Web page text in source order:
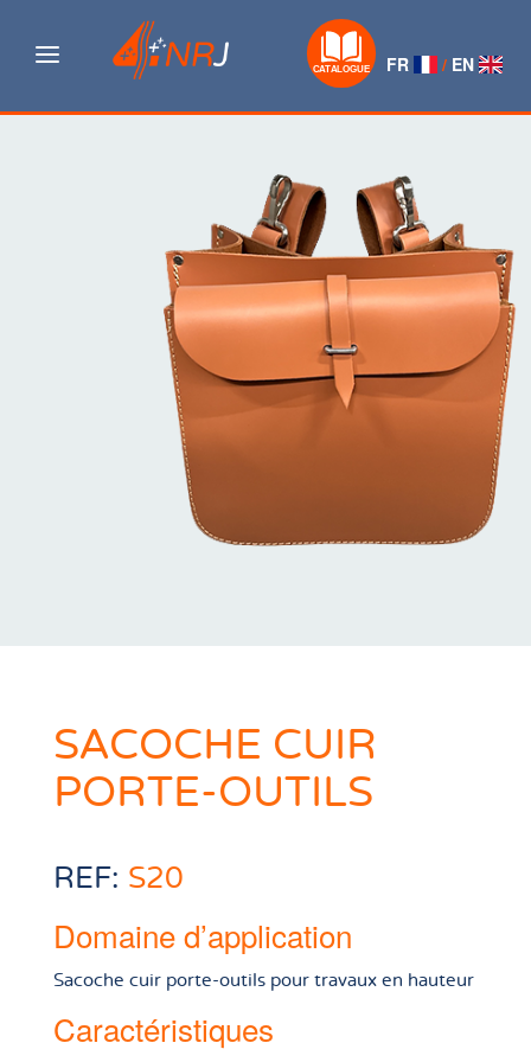
Navigation FR / EN
SACOCHE CUIR
PORTE-OUTILS
REF: S20
Domaine d’application
Sacoche cuir porte-outils pour travaux en hauteur
Caractéristiques